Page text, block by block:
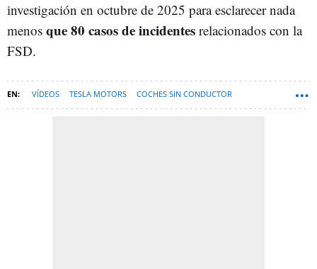
investigación en octubre de 2025 para esclarecer nada
menos que 80 casos de incidentes relacionados con la
FSD.
VÍDEOS TESLA MOTORS COCHES SIN CONDUCTOR